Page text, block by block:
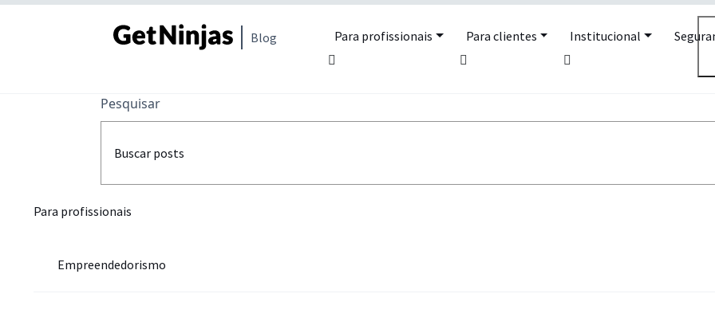
Blog Para profissionais Para clientes Institucional
Pesquisar
Para profissionais
Empreendedorismo